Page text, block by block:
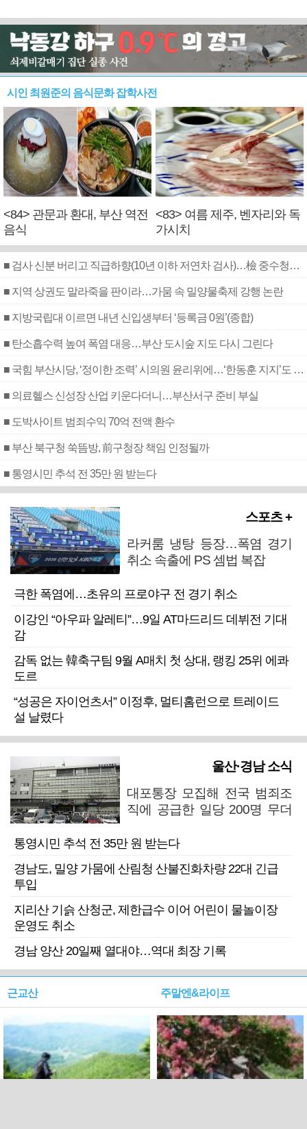
시인 최원준의 음식문화 잡학사전
<84> 관문과 환대, 부산 역전
음식
<83> 여름 제주, 벤자리와 독
가시치
■ 검사 신분 버리고 직급하향(10년 이하 저연차 검사)…檢 중수청행 기피
■ 지역 상권도 말라죽을 판이라…가뭄 속 밀양물축제 강행 논란
■ 지방국립대 이르면 내년 신입생부터 ‘등록금 0원’(종합)
■ 탄소흡수력 높여 폭염 대응…부산 도시숲 지도 다시 그린다
■ 국힘 부산시당, ‘정이한 조력’ 시의원 윤리위에…‘한동훈 지지’도 신고접수
■ 의료헬스 신성장 산업 키운다더니…부산서구 준비 부실
■ 도박사이트 범죄수익 70억 전액 환수
■ 부산 북구청 쑥뜸방, 前구청장 책임 인정될까
■ 통영시민 추석 전 35만 원 받는다
스포츠 +
라커룸 냉탕 등장…폭염 경기
취소 속출에 PS 셈법 복잡
극한 폭염에…초유의 프로야구 전 경기 취소
이강인 “아우파 알레티”…9일 AT마드리드 데뷔전 기대
감
감독 없는 韓축구팀 9월 A매치 첫 상대, 랭킹 25위 에콰
도르
“성공은 자이언츠서” 이정후, 멀티홈런으로 트레이드
설 날렸다
울산·경남 소식
대포통장 모집해 전국 범죄조
직에 공급한 일당 200명 무더
통영시민 추석 전 35만 원 받는다
경남도, 밀양 가뭄에 산림청 산불진화차량 22대 긴급
투입
지리산 기슭 산청군, 제한급수 이어 어린이 물놀이장
운영도 취소
경남 양산 20일째 열대야…역대 최장 기록
근교산 주말엔&라이프